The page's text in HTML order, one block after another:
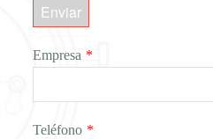
Enviar
Empresa *
Teléfono *